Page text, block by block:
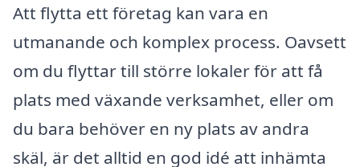
Att flytta ett företag kan vara en
utmanande och komplex process. Oavsett
om du flyttar till större lokaler för att få
plats med växande verksamhet, eller om
du bara behöver en ny plats av andra
skäl, är det alltid en god idé att inhämta